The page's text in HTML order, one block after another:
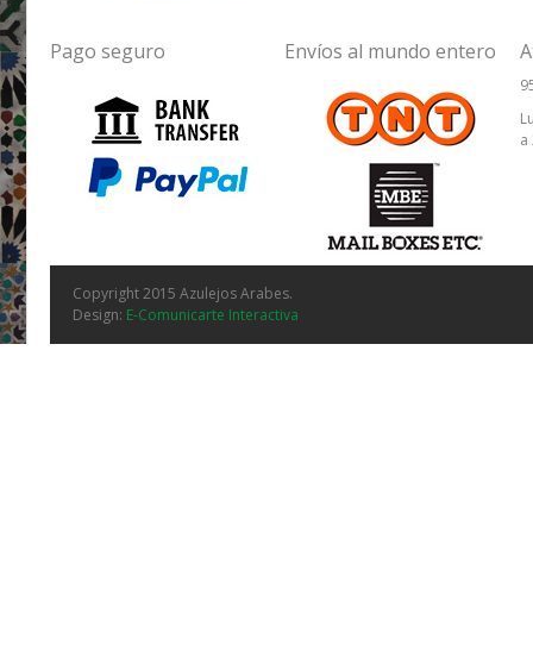
Pago seguro Envíos al mundo entero
a
Copyright 2015 Azulejos Arabes.
Design: E-Comunicarte Interactiva